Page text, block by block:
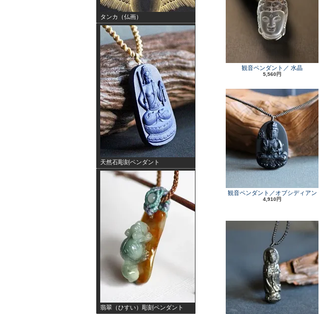
タンカ（仏画）
天然石彫刻ペンダント
翡翠（ひすい）彫刻ペンダント
観音ペンダント／ 水晶
5,560円
観音ペンダント／オブシディアン
4,910円